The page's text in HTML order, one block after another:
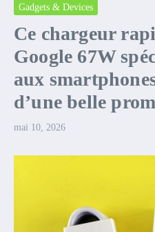
Gadgets & Devices
Ce chargeur
Google 67W
aux
d’une belle
mai 10, 2026